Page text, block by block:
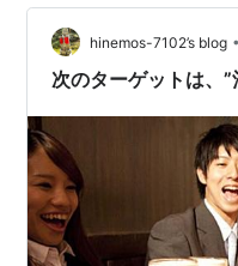
るように また 家族がお
よう ご遺体を清め 薄化
ます 生前の尊厳を守り
hinemos-7102’s blog •
次のターゲットは、